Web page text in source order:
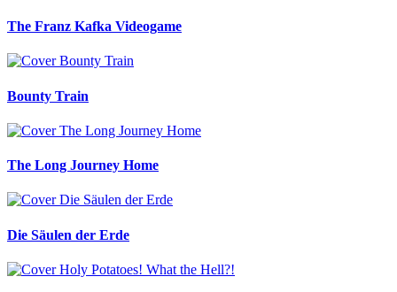
The Franz Kafka Videogame
Bounty Train
The Long Journey Home
Die Säulen der Erde